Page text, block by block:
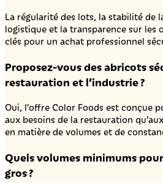
La régularité des lots, la stabilité de
logistique et la transparence sur les
clés pour un achat professionnel
Proposez-vous des abricots
restauration et l’industrie ?
Oui, l’offre Color Foods est conçue
aux besoins de la restauration
en matière de volumes et de
Quels volumes minimums
gros ?